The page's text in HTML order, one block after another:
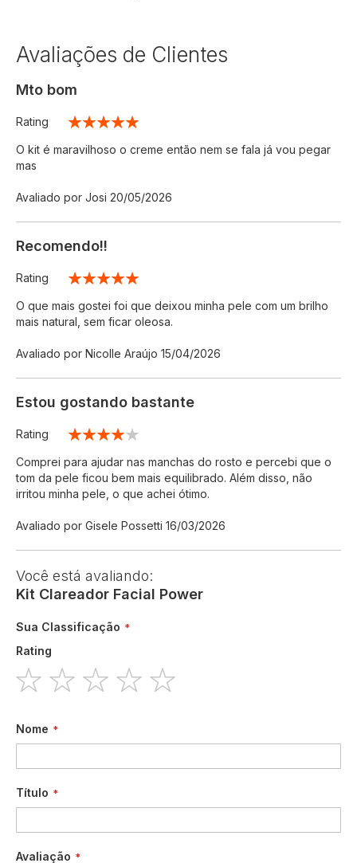
Avaliações de Clientes
Mto bom
Rating
O kit é maravilhoso o creme então nem se fala já vou pegar
mas
Avaliado por Josi Enviado
20/05/2026
Recomendo!!
Rating
O que mais gostei foi que deixou minha pele com um brilho
mais natural, sem ficar oleosa.
Avaliado por Nicolle Araújo Enviado
15/04/2026
Estou gostando bastante
Rating
Comprei para ajudar nas manchas do rosto e percebi que o
tom da pele ficou bem mais equilibrado. Além disso, não
irritou minha pele, o que achei ótimo.
Avaliado por Gisele Possetti Enviado
16/03/2026
Você está avaliando:
Kit Clareador Facial Power
Sua Classificação
Rating
Nome
Título
Avaliação